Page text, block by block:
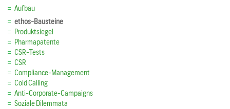
Aufbau
ethos-Bausteine
Produktsiegel
Pharmapatente
CSR-Tests
CSR
Compliance-Management
Cold Calling
Anti-Corporate-Campaigns
Soziale Dilemmata